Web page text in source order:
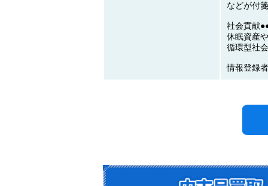
などが付
社会貢献
休眠資産
循環型社
情報登録